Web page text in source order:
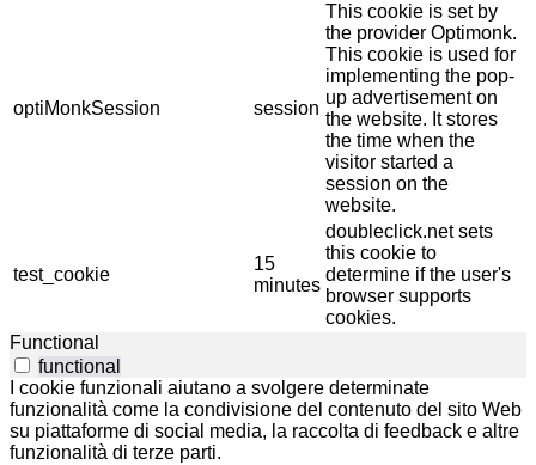
optiMonkSession session
This cookie is set by
the provider Optimonk.
This cookie is used for
implementing the pop-
up advertisement on
the website. It stores
the time when the
visitor started a
session on the
website.
test_cookie
15
minutes
doubleclick.net sets
this cookie to
determine if the user's
browser supports
cookies.
Functional
functional
I cookie funzionali aiutano a svolgere determinate
funzionalità come la condivisione del contenuto del sito Web
su piattaforme di social media, la raccolta di feedback e altre
funzionalità di terze parti.